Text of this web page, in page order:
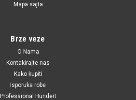
Mapa sajta
Brze veze
O Nama
Kontakirajte nas
Kako kupiti
Isporuka robe
Professional Hundert